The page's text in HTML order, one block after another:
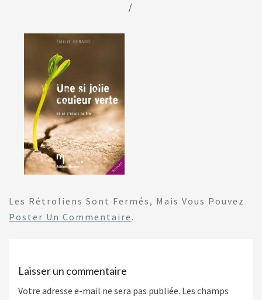
/
Les Rétroliens Sont Fermés, Mais Vous Pouvez
Poster Un Commentaire .
Laisser un commentaire
Votre adresse e-mail ne sera pas publiée. Les champs